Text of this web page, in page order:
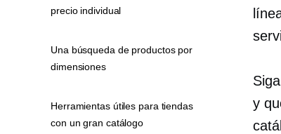
y
precio individual
Una búsqueda de productos por
dimensiones
Herramientas útiles para tiendas
con un gran catálogo